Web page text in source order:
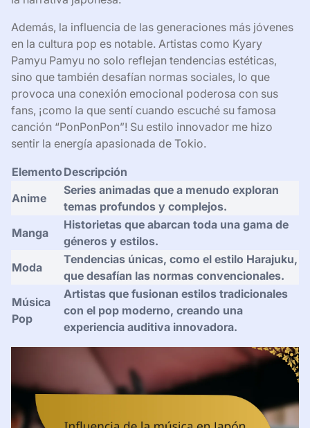
Además, la influencia de las generaciones más jóvenes
en la cultura pop es notable. Artistas como Kyary
Pamyu Pamyu no solo reflejan tendencias estéticas,
sino que también desafían normas sociales, lo que
provoca una conexión emocional poderosa con sus
fans, ¡como la que sentí cuando escuché su famosa
canción “PonPonPon”! Su estilo innovador me hizo
sentir la energía apasionada de Tokio.
Elemento Descripción
Anime
Series animadas que a menudo exploran
temas profundos y complejos.
Manga
Historietas que abarcan toda una gama de
géneros y estilos.
Moda
Tendencias únicas, como el estilo Harajuku,
que desafían las normas convencionales.
Música
Pop
Artistas que fusionan estilos tradicionales
con el pop moderno, creando una
experiencia auditiva innovadora.